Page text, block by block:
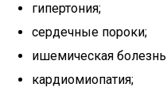
гипертония;
сердечные пороки;
ишемическая
кардиомиопатия;